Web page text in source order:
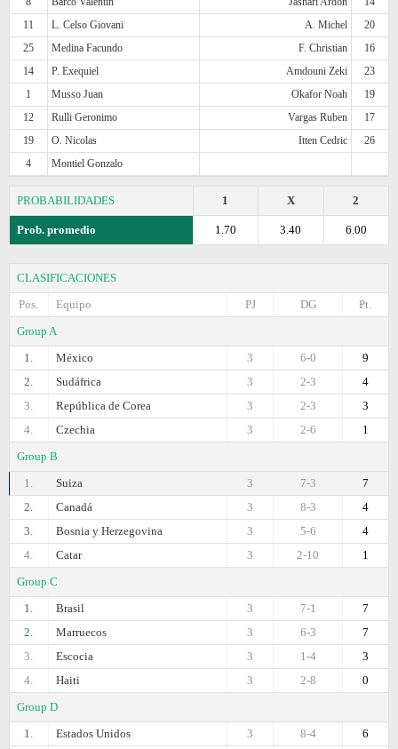
11
L. Celso Giovani A. Michel
20
25
Medina Facundo F. Christian
16
14
P. Exequiel Amdouni Zeki
23
1
Musso Juan Okafor Noah
19
12
Rulli Geronimo Vargas Ruben
17
19
O. Nicolas Itten Cedric
26
4
Montiel Gonzalo
PROBABILIDADES 2
X
1
Prob. promedio 6.00
3.40
1.70
CLASIFICACIONES
Pos.
Equipo Pt.
DG
PJ
Group A
1.
México 9
6-0
3
2.
Sudáfrica 4
2-3
3
3.
República de Corea 3
2-3
3
4.
Czechia 1
2-6
3
Group B
1.
Suiza 7
7-3
3
2.
Canadá 4
8-3
3
3.
Bosnia y Herzegovina 4
5-6
3
4.
Catar 1
2-10
3
Group C
1.
Brasil 7
7-1
3
2.
Marruecos 7
6-3
3
3.
Escocia 3
1-4
3
4.
Haiti 0
2-8
3
Group D
1.
Estados Unidos 6
8-4
3